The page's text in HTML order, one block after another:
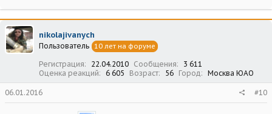
nikolajivanych
Пользователь 10 лет на форуме
Регистрация 22.04.2010 Сообщения
3 611
Оценка реакций
6 605 Возраст 56 Город Москва ЮАО
06.01.2016 #10